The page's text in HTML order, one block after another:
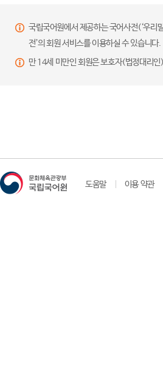
국립국어원에서 제공하는 국어사전(‘우리
전’의 회원 서비스를 이용하실 수 있습니다.
만 14세 미만인 회원은 보호자(법정대리
도움말 이용 약관